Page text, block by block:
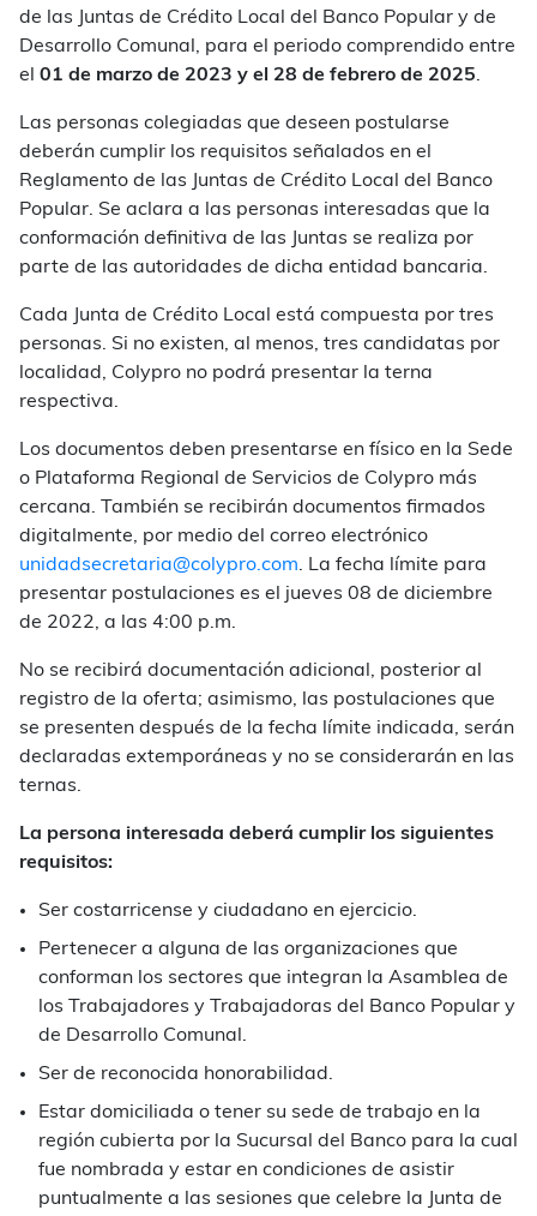
de las Juntas de Crédito Local del Banco Popular y de
Desarrollo Comunal, para el periodo comprendido entre
el 01 de marzo de 2023 y el 28 de febrero de 2025.
Las personas colegiadas que deseen postularse
deberán cumplir los requisitos señalados en el
Reglamento de las Juntas de Crédito Local del Banco
Popular. Se aclara a las personas interesadas que la
conformación definitiva de las Juntas se realiza por
parte de las autoridades de dicha entidad bancaria.
Cada Junta de Crédito Local está compuesta por tres
personas. Si no existen, al menos, tres candidatas por
localidad, Colypro no podrá presentar la terna
respectiva.
Los documentos deben presentarse en físico en la Sede
o Plataforma Regional de Servicios de Colypro más
cercana. También se recibirán documentos firmados
digitalmente, por medio del correo electrónico
unidadsecretaria@colypro.com. La fecha límite para
presentar postulaciones es el jueves 08 de diciembre
de 2022, a las 4:00 p.m.
No se recibirá documentación adicional, posterior al
registro de la oferta; asimismo, las postulaciones que
se presenten después de la fecha límite indicada, serán
declaradas extemporáneas y no se considerarán en las
ternas.
La persona interesada deberá cumplir los siguientes
requisitos:
Ser costarricense y ciudadano en ejercicio.
Pertenecer a alguna de las organizaciones que
conforman los sectores que integran la Asamblea de
los Trabajadores y Trabajadoras del Banco Popular y
de Desarrollo Comunal.
Ser de reconocida honorabilidad.
Estar domiciliada o tener su sede de trabajo en la
región cubierta por la Sucursal del Banco para la cual
fue nombrada y estar en condiciones de asistir
puntualmente a las sesiones que celebre la Junta de